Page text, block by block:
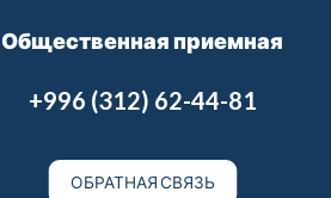
Общественная приемная
+996 (312) 62-44-81
ОБРАТНАЯ СВЯЗЬ